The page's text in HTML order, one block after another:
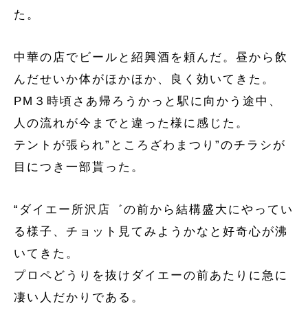
た。
中華の店でビールと紹興酒を頼んだ。昼から飲
んだせいか体がほかほか、良く効いてきた。
PM３時頃さあ帰ろうかっと駅に向かう途中、
人の流れが今までと違った様に感じた。
テントが張られ”ところざわまつり”のチラシが
目につき一部貰った。
“ダイエー所沢店゛の前から結構盛大にやってい
る様子、チョット見てみようかなと好奇心が沸
いてきた。
プロペどうりを抜けダイエーの前あたりに急に
凄い人だかりである。